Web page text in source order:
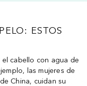
ESTOS
cabello con agua de
las mujeres de
China, cuidan su